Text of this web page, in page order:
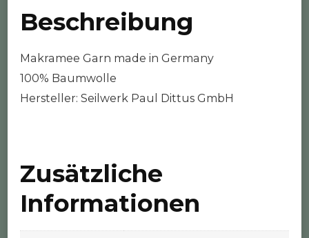
Beschreibung
Makramee Garn made in Germany
100% Baumwolle
Hersteller: Seilwerk Paul Dittus GmbH
Zusätzliche
Informationen